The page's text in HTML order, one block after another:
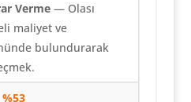
Verme— Olası
maliyet ve
bulundurarak
%53